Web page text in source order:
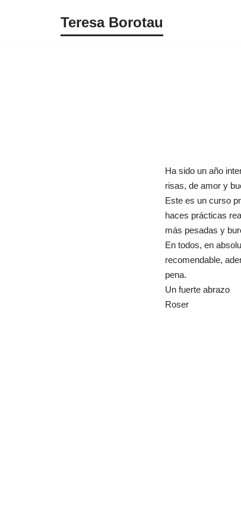
Teresa Borotau
Ha sido un año
risas, de amor y
Este es un curso
haces prácticas
más pesadas y
En todos, en
recomendable,
pena.
Un fuerte abrazo
Roser